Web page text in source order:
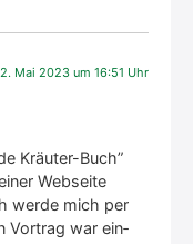
2. Mai 2023 um 16:51 Uhr
Kräu­ter-Buch”
Web­sei­te
wer­de mich per
Vor­trag war ein­